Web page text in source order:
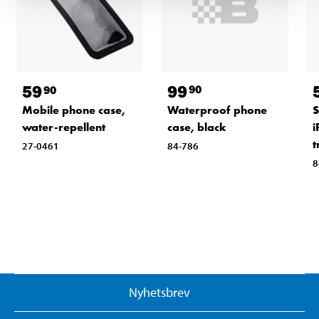
5990
Mobile phone case,
water-repellent
27-0461
9990
Waterproof phone
case, black
84-786
Nyhetsbrev